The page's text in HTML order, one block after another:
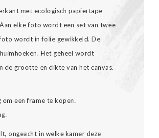
met ecologisch papiertape
elke foto wordt een set van twee
wordt in folie gewikkeld. De
Het geheel wordt
de grootte en dikte van het canvas.
een frame te kopen.
ongeacht in welke kamer deze